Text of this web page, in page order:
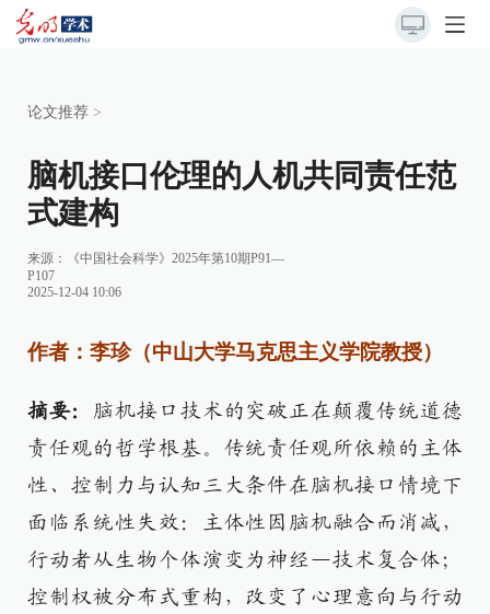
论文推荐 >
脑机接口伦理的人机共同责任范
式建构
来源：
《中国社会科学》2025年第10期P91—
P107
2025-12-04 10:06
作者：李珍（中山大学马克思主义学院教授）
摘要： 脑机接口技术的突破正在颠覆传统道德
责任观的哲学根基。传统责任观所依赖的主体
性、控制力与认知三大条件在脑机接口情境下
面临系统性失效：主体性因脑机融合而消减，
行动者从生物个体演变为神经—技术复合体；
控制权被分布式重构，改变了心理意向与行动